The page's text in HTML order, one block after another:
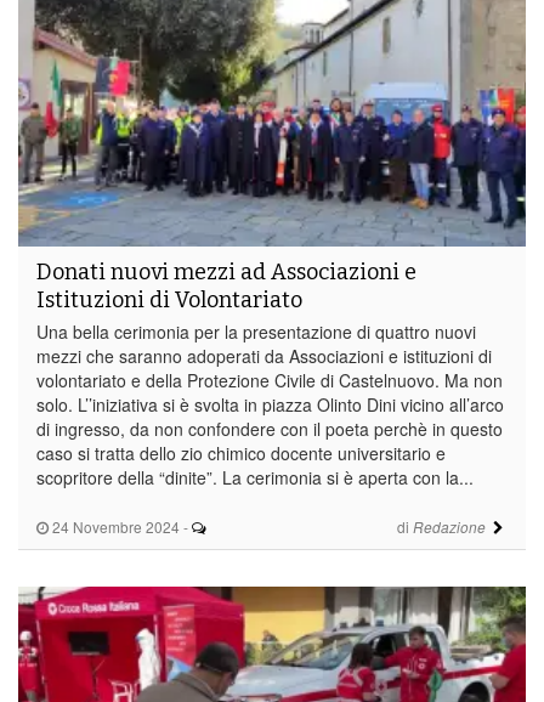
24 Novembre 2024 - di Redazione
Donati nuovi mezzi ad Associazioni e
Istituzioni di Volontariato
Una bella cerimonia per la presentazione di quattro nuovi
mezzi che saranno adoperati da Associazioni e istituzioni di
volontariato e della Protezione Civile di Castelnuovo. Ma non
solo. L’’iniziativa si è svolta in piazza Olinto Dini vicino all’arco
di ingresso, da non confondere con il poeta perchè in questo
caso si tratta dello zio chimico docente universitario e
scopritore della “dinite”. La cerimonia si è aperta con la...